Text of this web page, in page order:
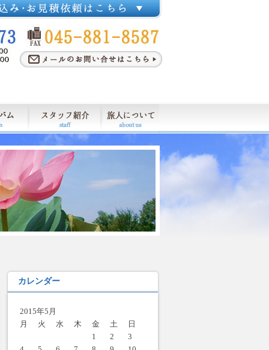
カレンダー
2015年5月
月
火 水 木 金 土 日
1 2
3